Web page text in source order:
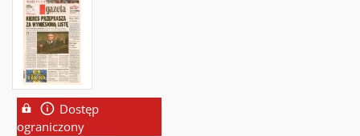
Dostęp
ograniczony